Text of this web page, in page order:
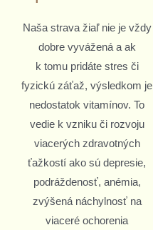
Naša strava žiaľ nie je vždy
dobre vyvážená a ak
k tomu pridáte stres či
fyzickú záťaž, výsledkom je
nedostatok vitamínov. To
vedie k vzniku či rozvoju
viacerých zdravotných
ťažkostí ako sú depresie,
podráždenosť, anémia,
zvýšená náchylnosť na
viaceré ochorenia